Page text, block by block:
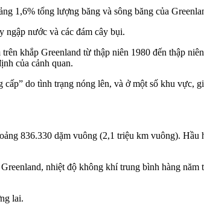
1,6% tổng lượng băng và sông băng của
ngập nước và các đám cây bụi.
khắp Greenland từ thập niên 1980 đến thập
của cảnh quan.
do tình trạng nóng lên, và ở một số khu vực,
836.330 dặm vuông (2,1 triệu km vuông). Hầu
nhiệt độ không khí trung bình hàng
lai.